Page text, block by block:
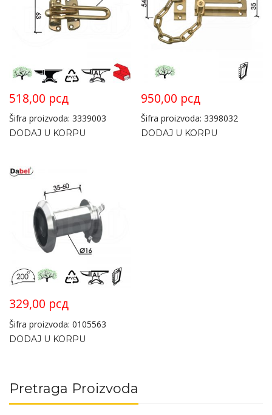
518,00 рсд
Šifra proizvoda: 3339003
DODAJ U KORPU
950,00 рсд
Šifra proizvoda: 3398032
DODAJ U KORPU
329,00 рсд
Šifra proizvoda: 0105563
DODAJ U KORPU
Pretraga Proizvoda